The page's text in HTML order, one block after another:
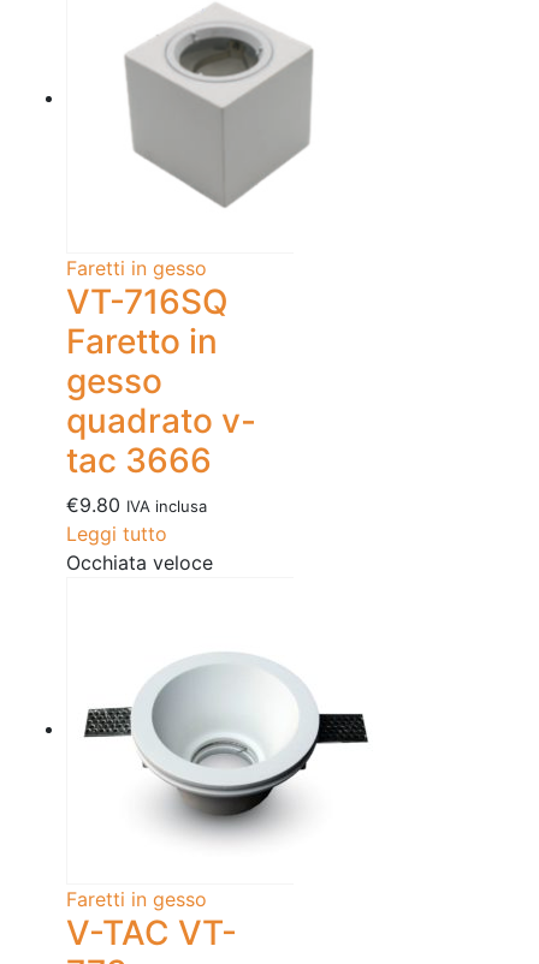
Faretti in gesso
VT-716SQ
Faretto in
gesso
quadrato v-
tac 3666
€9.80 IVA inclusa
Leggi tutto
Occhiata veloce
Faretti in gesso
V-TAC VT-